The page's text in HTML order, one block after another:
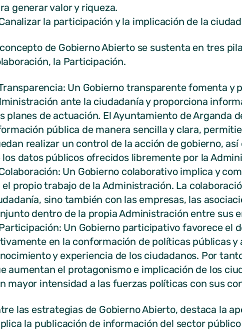
generar valor y riqueza.
la participación y la implicación de la
de Gobierno Abierto se sustenta en tres
la Participación.
Un Gobierno transparente fomenta y
ante la ciudadanía y proporciona
planes de actuación. El Ayuntamiento de Arganda
pública de manera sencilla y clara,
realizar un control de la acción de gobierno,
los datos públicos ofrecidos libremente por la
Un Gobierno colaborativo implica y
el propio trabajo de la Administración. La
sino también con las empresas, las
dentro de la propia Administración entre sus
Un Gobierno participativo favorece el
en la conformación de políticas públicas
y experiencia de los ciudadanos. Por
aumentan el protagonismo e implicación de los
mayor intensidad a las fuerzas políticas con sus
las estrategias de Gobierno Abierto, destaca la
la publicación de información del sector